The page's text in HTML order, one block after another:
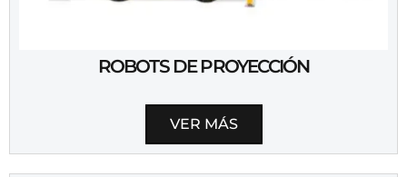
ROBOTS DE PROYECCIÓN
VER MÁS